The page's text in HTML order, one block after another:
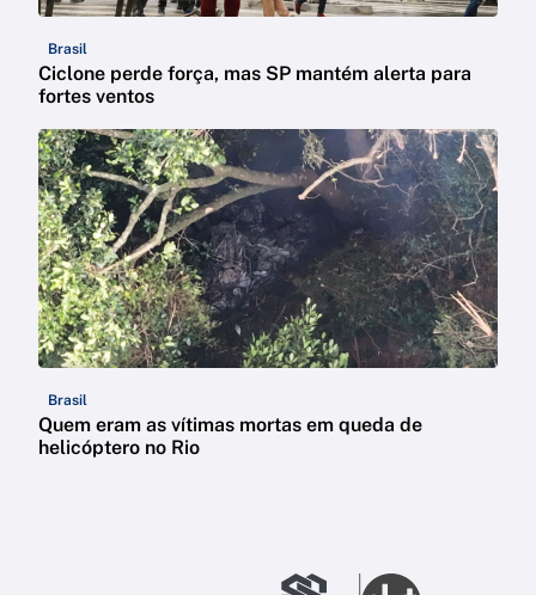
Brasil
Ciclone perde força, mas SP mantém alerta para
fortes ventos
Brasil
Quem eram as vítimas mortas em queda de
helicóptero no Rio